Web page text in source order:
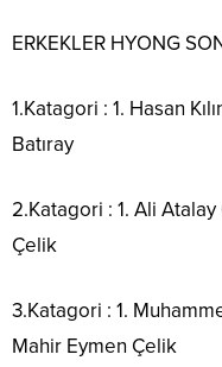
ERKEKLER HYONG
1.Katagori : 1. Hasan
Batıray
2.Katagori : 1. Ali
Çelik
3.Katagori : 1.
Mahir Eymen Çelik